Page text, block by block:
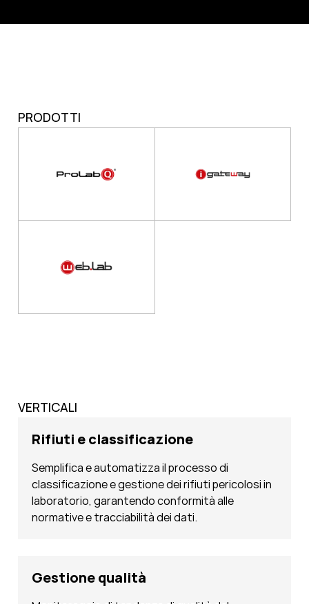
PRODOTTI
VERTICALI
Rifiuti e classificazione
Semplifica e automatizza il processo di
classificazione e gestione dei rifiuti pericolosi in
laboratorio, garantendo conformità alle
normative e tracciabilità dei dati.
Gestione qualità